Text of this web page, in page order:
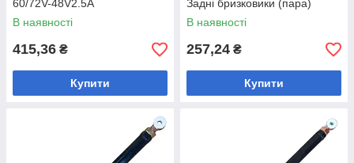
60/72V-48V2.5A
В наявності
415,36 ₴
Купити
Задні бризковики (пара)
В наявності
257,24 ₴
Купити